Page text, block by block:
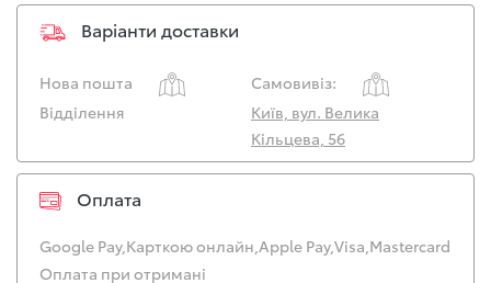
Варіанти доставки
Нова пошта
Самовивіз:
Відділення
Київ, вул. Велика
Кільцева, 56
Оплата
Google Pay,Карткою онлайн,Apple Pay,Visa,Mastercard
Оплата при отримані